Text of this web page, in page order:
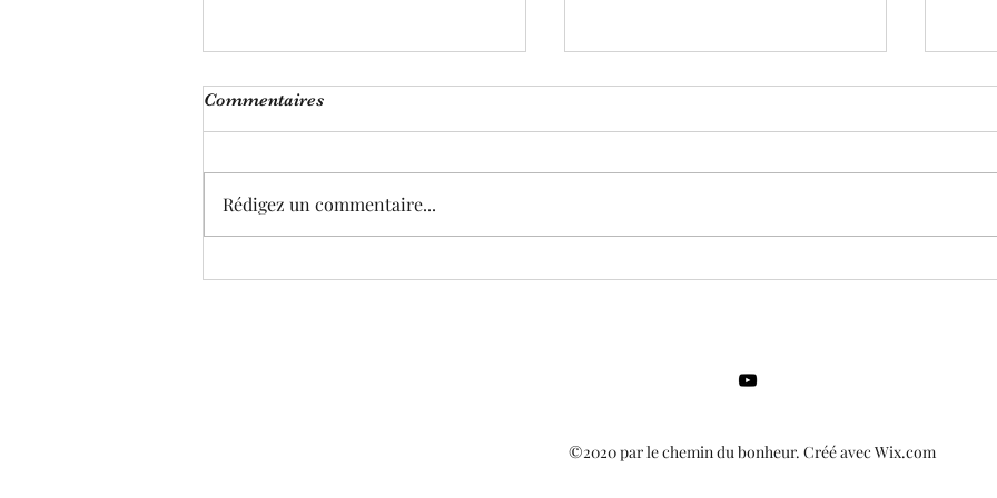
Où trouver refuge ?
Commentaires
Rédigez un commentaire...
©2020 par le chemin du bonheur. Créé avec Wix.com